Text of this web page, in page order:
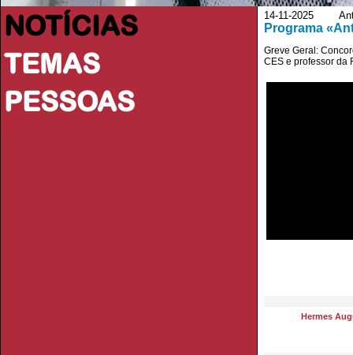
NOTÍCIAS
TEMAS
PESSOAS
14-11-2025
Programa
Greve Geral:
CES e professor da
Hermes